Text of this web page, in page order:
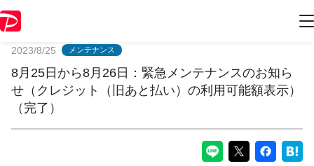
2023/8/25 メンテナンス
8月25日から8月26日：緊急メンテナンスのお知ら
せ（クレジット（旧あと払い）の利用可能額表示）
（完了）